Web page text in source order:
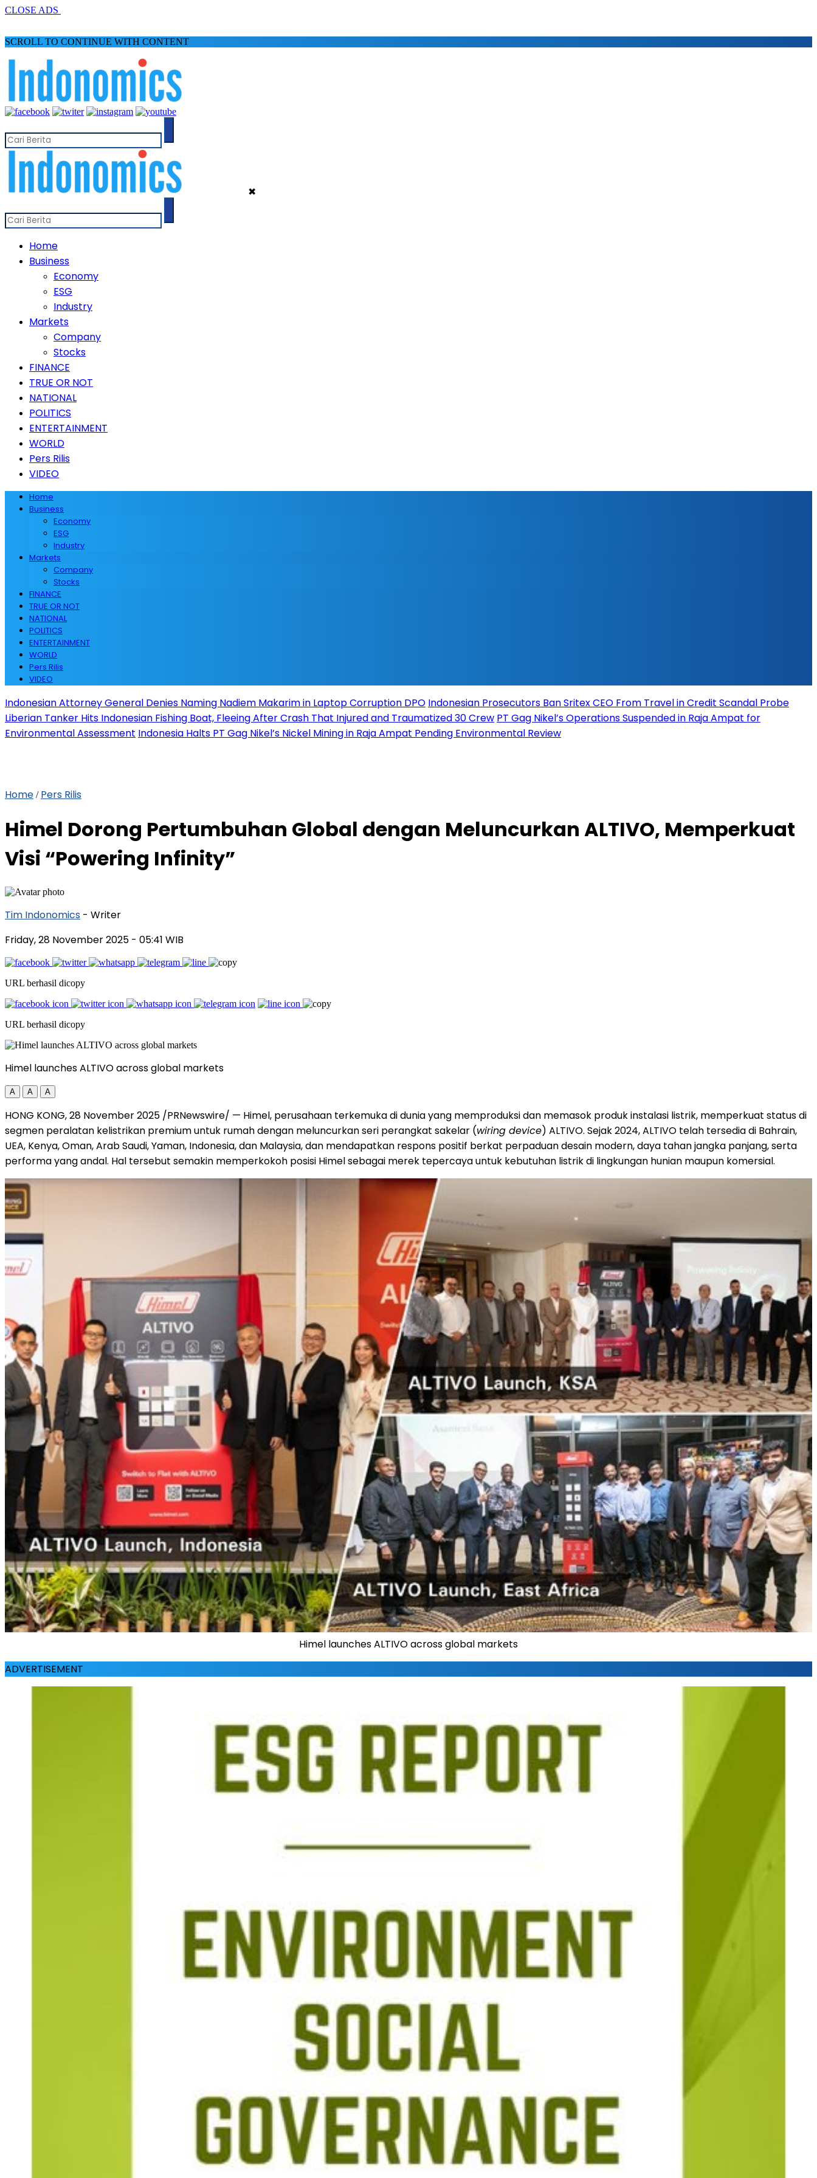
CLOSE ADS
SCROLL TO CONTINUE WITH CONTENT
✖
Home
Business
Economy
ESG
Industry
Markets
Company
Stocks
FINANCE
TRUE OR NOT
NATIONAL
POLITICS
ENTERTAINMENT
WORLD
Pers Rilis
VIDEO
Home
Business
Economy
ESG
Industry
Markets
Company
Stocks
FINANCE
TRUE OR NOT
NATIONAL
POLITICS
ENTERTAINMENT
WORLD
Pers Rilis
VIDEO
Indonesian Attorney General Denies Naming Nadiem Makarim in Laptop Corruption DPO Indonesian Prosecutors Ban Sritex CEO From Travel in Credit Scandal Probe
Liberian Tanker Hits Indonesian Fishing Boat, Fleeing After Crash That Injured and Traumatized 30 Crew PT Gag Nikel’s Operations Suspended in Raja Ampat for
Environmental Assessment Indonesia Halts PT Gag Nikel’s Nickel Mining in Raja Ampat Pending Environmental Review
Home / Pers Rilis
Himel Dorong Pertumbuhan Global dengan Meluncurkan ALTIVO, Memperkuat
Visi “Powering Infinity”
Tim Indonomics - Writer
Friday, 28 November 2025 - 05:41 WIB
URL berhasil dicopy
URL berhasil dicopy
Himel launches ALTIVO across global markets
A A A
HONG KONG,28 November 2025 /PRNewswire/ — Himel, perusahaan terkemuka di dunia yang memproduksi dan memasok produk instalasi listrik, memperkuat status di
segmen peralatan kelistrikan premium untuk rumah dengan meluncurkan seri perangkat sakelar (wiring device) ALTIVO. Sejak 2024, ALTIVO telah tersedia di Bahrain,
UEA, Kenya,Oman, Arab Saudi, Yaman, Indonesia, dan Malaysia, dan mendapatkan respons positif berkat perpaduan desain modern, daya tahan jangka panjang, serta
performa yang andal. Hal tersebut semakin memperkokoh posisi Himel sebagai merek tepercaya untuk kebutuhan listrik di lingkungan hunian maupun komersial.
Himel launches ALTIVO across global markets
ADVERTISEMENT